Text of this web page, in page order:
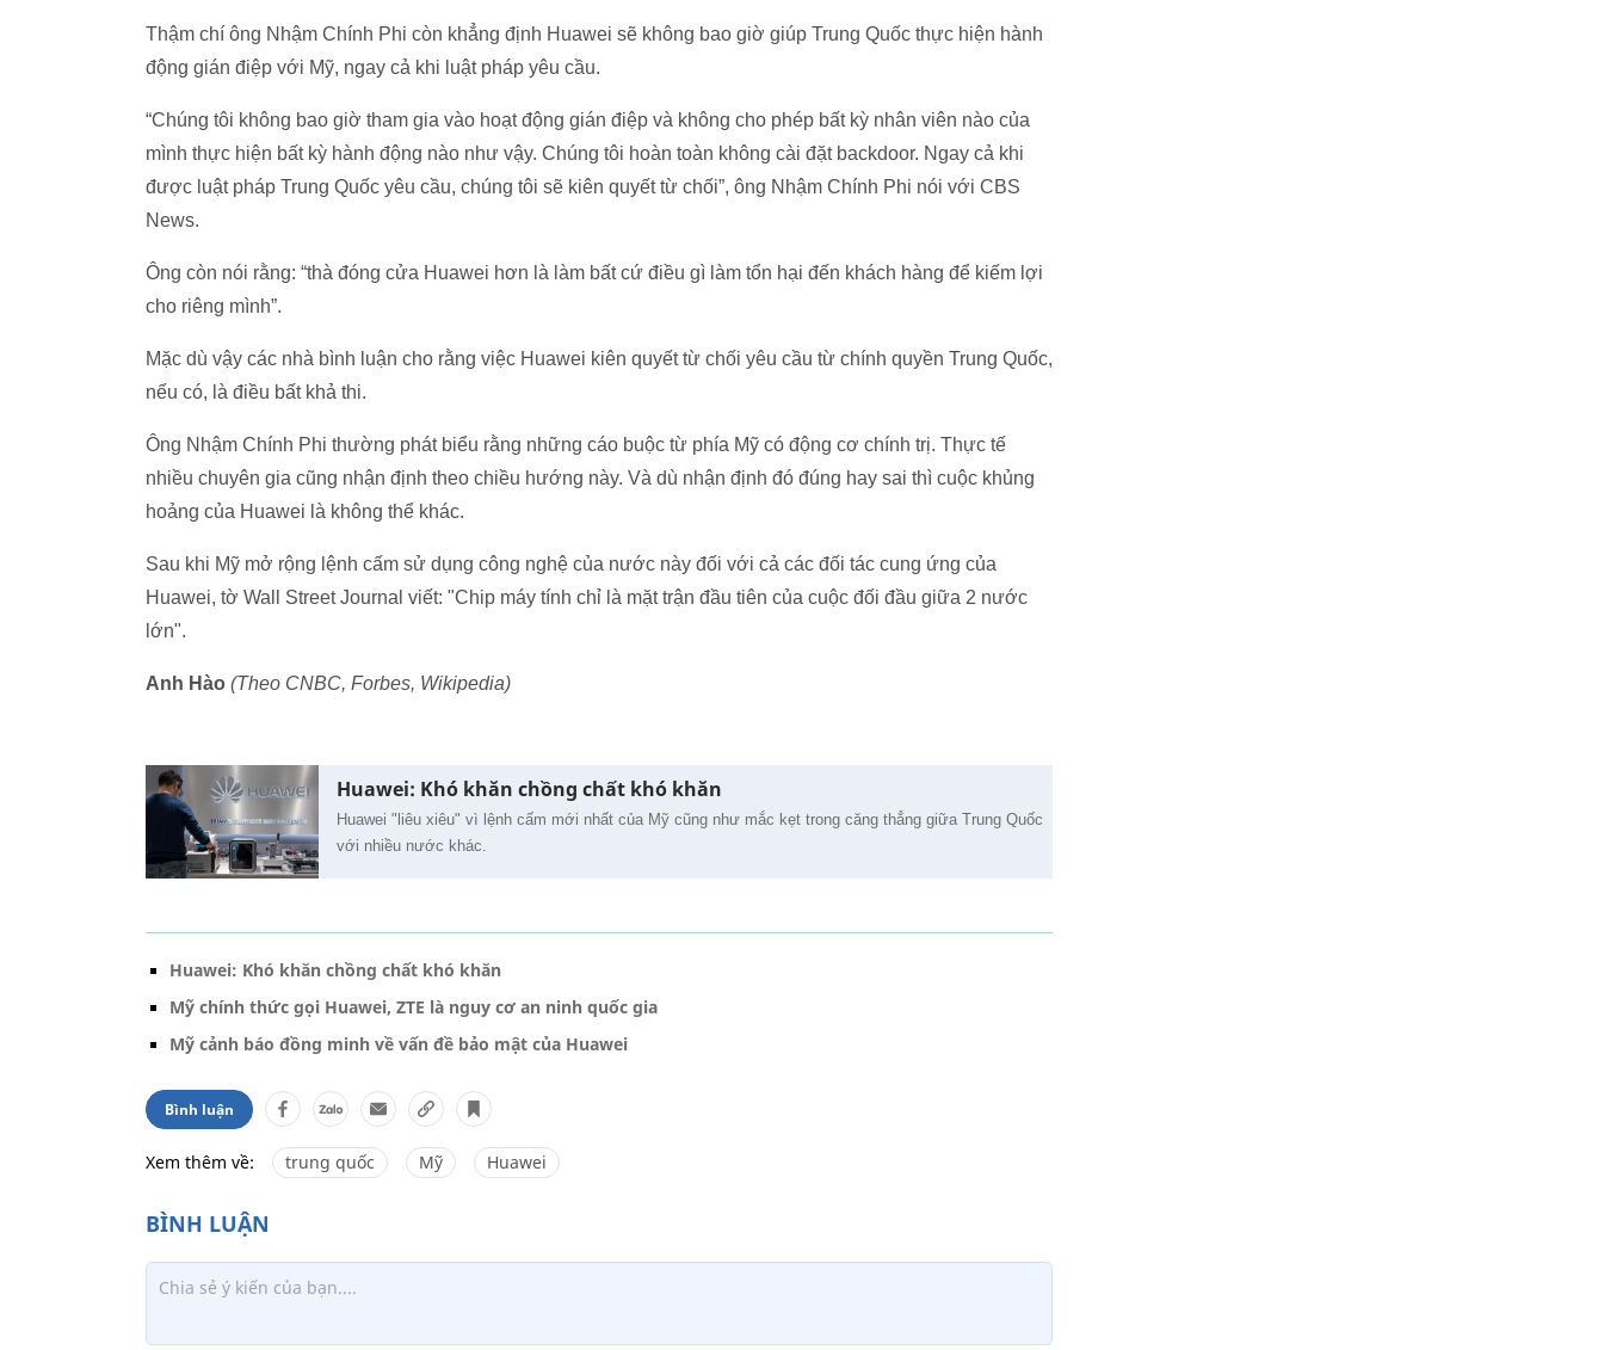
Thậm chí ông Nhậm Chính Phi còn khẳng định Huawei sẽ không bao giờ giúp Trung Quốc thực hiện hành
động gián điệp với Mỹ, ngay cả khi luật pháp yêu cầu.
“Chúng tôi không bao giờ tham gia vào hoạt động gián điệp và không cho phép bất kỳ nhân viên nào của
mình thực hiện bất kỳ hành động nào như vậy. Chúng tôi hoàn toàn không cài đặt backdoor. Ngay cả khi
được luật pháp Trung Quốc yêu cầu, chúng tôi sẽ kiên quyết từ chối”, ông Nhậm Chính Phi nói với CBS
News.
Ông còn nói rằng: “thà đóng cửa Huawei hơn là làm bất cứ điều gì làm tổn hại đến khách hàng để kiếm lợi
cho riêng mình”.
Mặc dù vậy các nhà bình luận cho rằng việc Huawei kiên quyết từ chối yêu cầu từ chính quyền Trung Quốc,
nếu có, là điều bất khả thi.
Ông Nhậm Chính Phi thường phát biểu rằng những cáo buộc từ phía Mỹ có động cơ chính trị. Thực tế
nhiều chuyên gia cũng nhận định theo chiều hướng này. Và dù nhận định đó đúng hay sai thì cuộc khủng
hoảng của Huawei là không thể khác.
Sau khi Mỹ mở rộng lệnh cấm sử dụng công nghệ của nước này đối với cả các đối tác cung ứng của
Huawei, tờ Wall Street Journal viết: "Chip máy tính chỉ là mặt trận đầu tiên của cuộc đối đầu giữa 2 nước
lớn".
Anh Hào (Theo CNBC, Forbes, Wikipedia)
Huawei: Khó khăn chồng chất khó khăn
Huawei "liêu xiêu" vì lệnh cấm mới nhất của Mỹ cũng như mắc kẹt trong căng thẳng giữa Trung Quốc
với nhiều nước khác.
Huawei: Khó khăn chồng chất khó khăn
Mỹ chính thức gọi Huawei, ZTE là nguy cơ an ninh quốc gia
Mỹ cảnh báo đồng minh về vấn đề bảo mật của Huawei
Bình luận
Xem thêm về: trung quốc Mỹ Huawei